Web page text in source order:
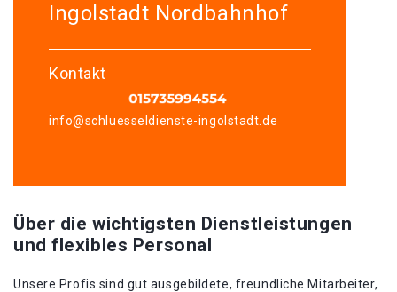
Ingolstadt Nordbahnhof
Kontakt
info@schluesseldienste-ingolstadt.de
Über die wichtigsten Dienstleistungen
und flexibles Personal
Unsere Profis sind gut ausgebildete, freundliche Mitarbeiter,